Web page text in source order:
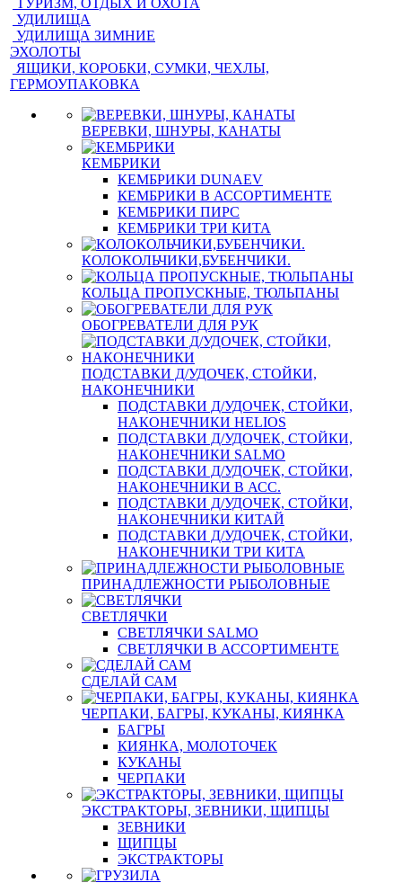
ТУРИЗМ, ОТДЫХ И ОХОТА
УДИЛИЩА
УДИЛИЩА ЗИМНИЕ
ЭХОЛОТЫ
ЯЩИКИ, КОРОБКИ, СУМКИ, ЧЕХЛЫ,
ГЕРМОУПАКОВКА
ВЕРЕВКИ, ШНУРЫ, КАНАТЫ
КЕМБРИКИ
КЕМБРИКИ DUNAEV
КЕМБРИКИ В АССОРТИМЕНТЕ
КЕМБРИКИ ПИРС
КЕМБРИКИ ТРИ КИТА
КОЛОКОЛЬЧИКИ,БУБЕНЧИКИ.
КОЛЬЦА ПРОПУСКНЫЕ, ТЮЛЬПАНЫ
ОБОГРЕВАТЕЛИ ДЛЯ РУК
ПОДСТАВКИ Д/УДОЧЕК, СТОЙКИ,
НАКОНЕЧНИКИ
ПОДСТАВКИ Д/УДОЧЕК, СТОЙКИ,
НАКОНЕЧНИКИ HELIOS
ПОДСТАВКИ Д/УДОЧЕК, СТОЙКИ,
НАКОНЕЧНИКИ SALMO
ПОДСТАВКИ Д/УДОЧЕК, СТОЙКИ,
НАКОНЕЧНИКИ В АСС.
ПОДСТАВКИ Д/УДОЧЕК, СТОЙКИ,
НАКОНЕЧНИКИ КИТАЙ
ПОДСТАВКИ Д/УДОЧЕК, СТОЙКИ,
НАКОНЕЧНИКИ ТРИ КИТА
ПРИНАДЛЕЖНОСТИ РЫБОЛОВНЫЕ
СВЕТЛЯЧКИ
СВЕТЛЯЧКИ SALMO
СВЕТЛЯЧКИ В АССОРТИМЕНТЕ
СДЕЛАЙ САМ
ЧЕРПАКИ, БАГРЫ, КУКАНЫ, КИЯНКА
БАГРЫ
КИЯНКА, МОЛОТОЧЕК
КУКАНЫ
ЧЕРПАКИ
ЭКСТРАКТОРЫ, ЗЕВНИКИ, ЩИПЦЫ
ЗЕВНИКИ
ЩИПЦЫ
ЭКСТРАКТОРЫ